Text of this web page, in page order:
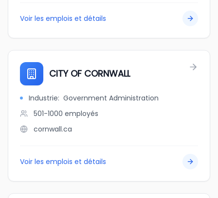
Voir les emplois et détails
CITY OF CORNWALL
Industrie: Government Administration
501-1000 employés
cornwall.ca
Voir les emplois et détails